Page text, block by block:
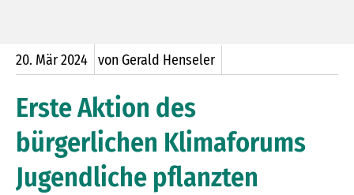
20. Mär2024 von Gerald Henseler
Erste Aktion des
bürgerlichen Klimaforums
Jugendliche pflanzten